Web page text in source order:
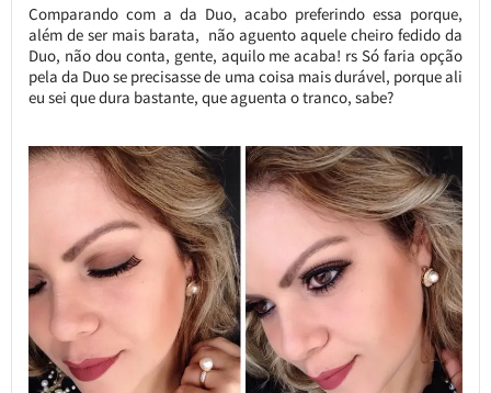
Comparando com a da Duo, acabo preferindo essa porque,
além de ser mais barata, não aguento aquele cheiro fedido da
Duo, não dou conta, gente, aquilo me acaba! rs Só faria opção
pela da Duo se precisasse de uma coisa mais durável, porque ali
eu sei que dura bastante, que aguenta o tranco, sabe?